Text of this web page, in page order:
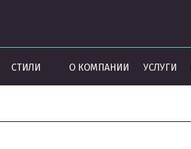
СТИЛИ О КОМПАНИИ УСЛУГИ